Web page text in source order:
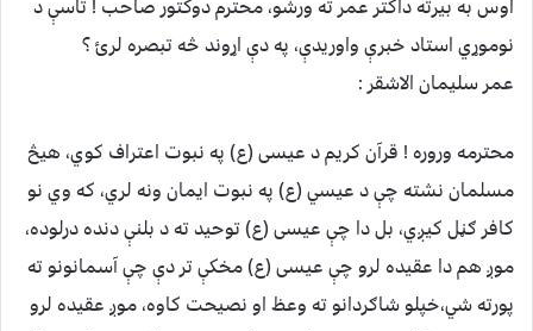
اوس به بیرته داکتر عمر ته ورشو، محترم دوکتور صاحب ! تاسې د
نوموړي استاد خبرې واوریدې، په دې اړوند څه تبصره لرئ ؟
عمر سلیمان الاشقر :
محترمه وروره ! قرآن کریم د عیسی (ع) په نبوت اعتراف کوي، هیڅ
مسلمان نشته چې د عیسي (ع) په نبوت ایمان ونه لري، که وي نو
کافر ګڼل کیږي، بل دا چې عیسی (ع) توحید ته د بلنې دنده درلوده،
موږ هم دا عقیده لرو چې عیسی (ع) مخکې تر دې چې آسمانونو ته
پورته شي،خپلو شاګردانو ته وعظ او نصیحت کاوه، موږ عقیده لرو